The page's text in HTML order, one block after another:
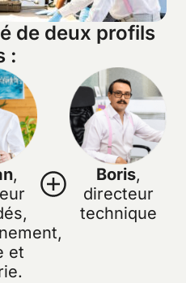
de deux profils
:
,
et
Boris,
directeur
technique